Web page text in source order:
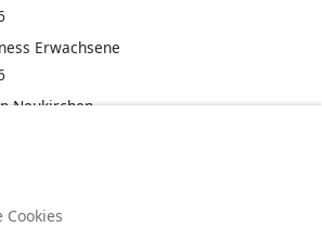
Erwachsene
Neukirchen